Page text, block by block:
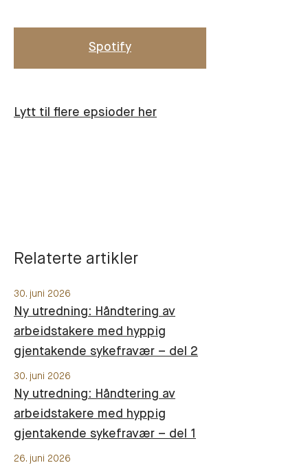
Spotify
Lytt til flere epsioder her
Relaterte artikler
30. juni 2026
Ny utredning: Håndtering av
arbeidstakere med hyppig
gjentakende sykefravær – del 2
30. juni 2026
Ny utredning: Håndtering av
arbeidstakere med hyppig
gjentakende sykefravær – del 1
26. juni 2026